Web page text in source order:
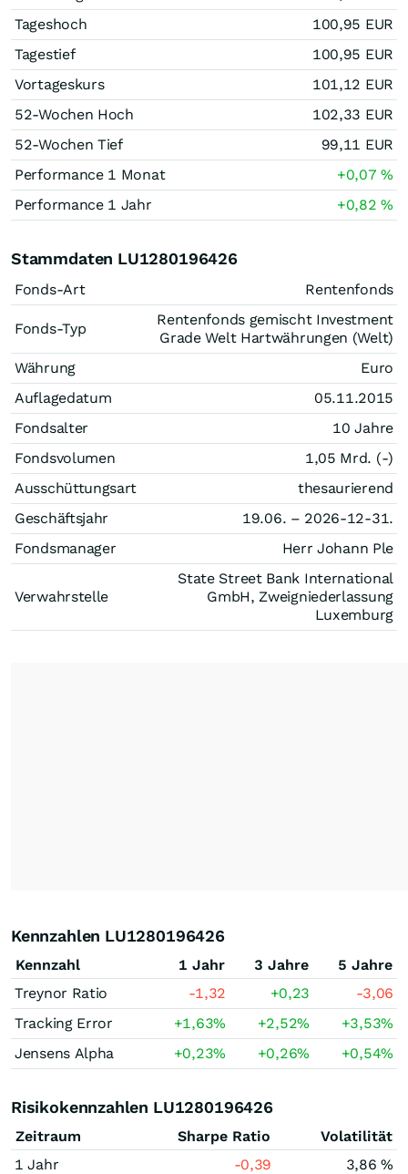
Tageshoch
100,95 EUR
Tagestief
100,95 EUR
Vortageskurs
101,12 EUR
52-Wochen Hoch
102,33 EUR
52-Wochen Tief
99,11 EUR
Performance 1 Monat
+0,07%
Performance 1 Jahr
+0,82%
Stammdaten LU1280196426
Fonds-Art Rentenfonds
Fonds-Typ
Rentenfonds gemischt Investment
Grade Welt Hartwährungen (Welt)
Währung
Euro
Auflagedatum
05.11.2015
Fondsalter
10 Jahre
Fondsvolumen
1,05 Mrd. (-)
Ausschüttungsart
thesaurierend
Geschäftsjahr
19.06. – 2026-12-31.
Fondsmanager
Herr Johann Ple
Verwahrstelle
State Street Bank International
GmbH, Zweigniederlassung
Luxemburg
Kennzahlen LU1280196426
Kennzahl 1 Jahr 3 Jahre
5 Jahre
Treynor Ratio
-1,32 +0,23
-3,06
Tracking Error
+1,63% +2,52% +3,53%
Jensens Alpha
+0,23% +0,26% +0,54%
Risikokennzahlen LU1280196426
Zeitraum Sharpe Ratio
Volatilität
1 Jahr
-0,39
3,86 %